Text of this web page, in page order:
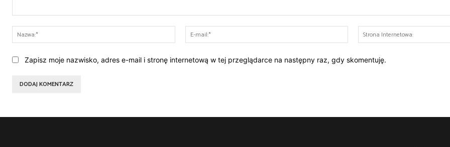
Nazwa:*
mail:*
Zapisz moje nazwisko, adres e-mail i stronę internetową w tej przeglądarce na następny raz, gdy skomentuję.